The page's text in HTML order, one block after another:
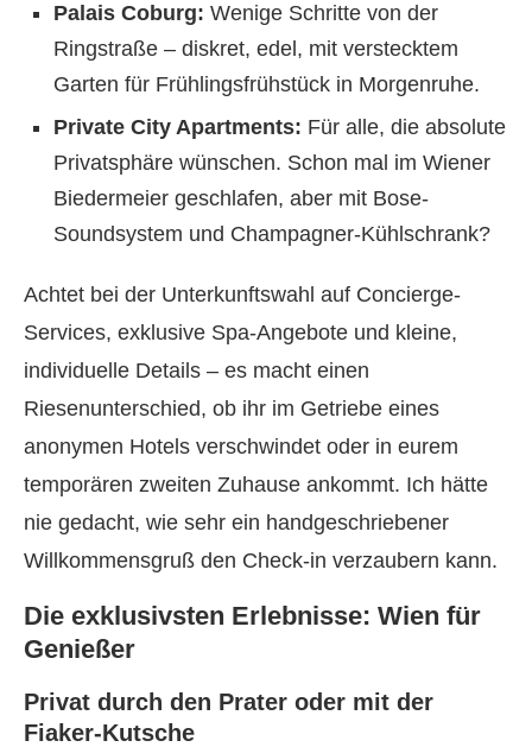
Palais Coburg: Wenige Schritte von der
Ringstraße – diskret, edel, mit verstecktem
Garten für Frühlingsfrühstück in Morgenruhe.
Private City Apartments: Für alle, die absolute
Privatsphäre wünschen. Schon mal im Wiener
Biedermeier geschlafen, aber mit Bose-
Soundsystem und Champagner-Kühlschrank?
Achtet bei der Unterkunftswahl auf Concierge-
Services, exklusive Spa-Angebote und kleine,
individuelle Details – es macht einen
Riesenunterschied, ob ihr im Getriebe eines
anonymen Hotels verschwindet oder in eurem
temporären zweiten Zuhause ankommt. Ich hätte
nie gedacht, wie sehr ein handgeschriebener
Willkommensgruß den Check-in verzaubern kann.
Die exklusivsten Erlebnisse: Wien für
Genießer
Privat durch den Prater oder mit der
Fiaker-Kutsche